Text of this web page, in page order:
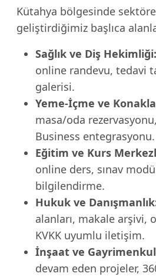
Kütahya bölgesinde
geliştirdiğimiz başlıca
Sağlık ve Diş Hekimliği:
online randevu, tedavi
galerisi.
Yeme-İçme ve
masa/oda
Business entegrasyonu.
Eğitim ve Kurs
online ders, sınav
bilgilendirme.
Hukuk ve
alanları, makale arşivi,
KVKK uyumlu iletişim.
İnşaat ve
devam eden projeler,